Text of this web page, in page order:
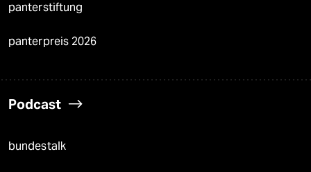
panterstiftung
panterpreis 2026
Podcast
bundestalk